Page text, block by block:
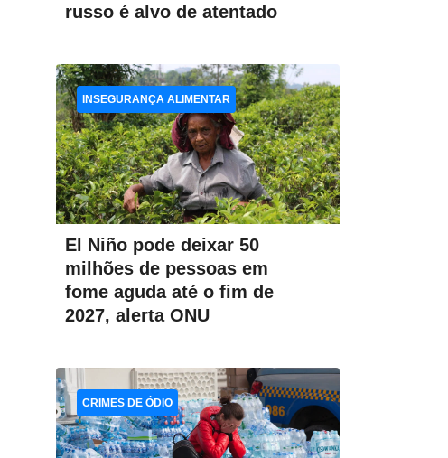
russo é alvo de atentado
El Niño pode deixar 50
milhões de pessoas em
fome aguda até o fim de
2027, alerta ONU
INSEGURANÇA ALIMENTAR
CRIMES DE ÓDIO